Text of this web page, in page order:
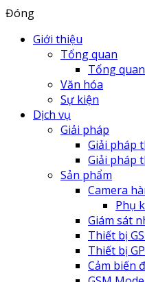
Đóng
Giới thiệu
Tổng quan
Tổng
Văn hóa
Sự kiện
Dịch vụ
Giải pháp
Giải pháp
Giải pháp
Sản phẩm
Camera
Phụ
Giám sát
Thiết bị
Thiết bị
Cảm biến